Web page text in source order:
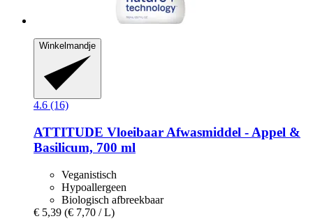
Winkelmandje
4.6 (16)
ATTITUDE Vloeibaar Afwasmiddel -​ Appel &
Basilicum, 700 ml
Veganistisch
Hypoallergeen
Biologisch afbreekbaar
€ 5,39 (€ 7,70 / L)